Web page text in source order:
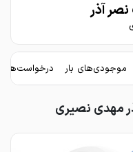
آذر
موجودی‌های بار
مهدی نصیری